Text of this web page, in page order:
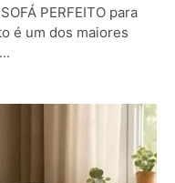
PERFEITO para
é um dos maiores